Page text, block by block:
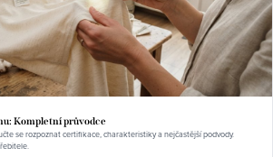
Kompletní průvodce
se rozpoznat certifikace, charakteristiky a nejčastější podvody.